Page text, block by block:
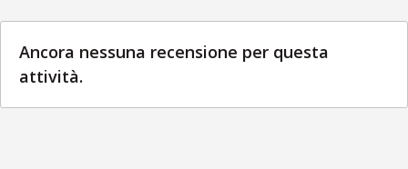
Ancora nessuna recensione per questa
attività.